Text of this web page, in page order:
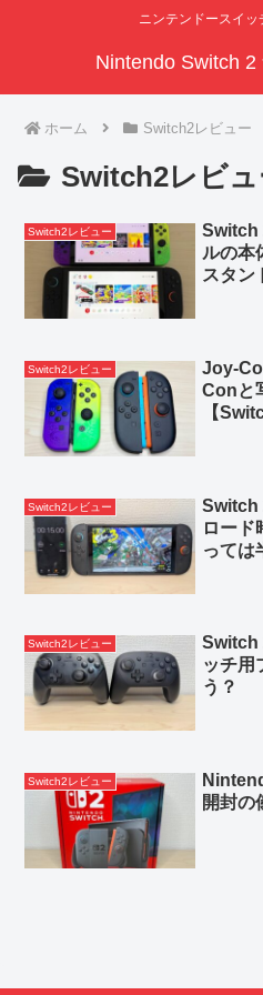
ニンテンドースイッ
Nintendo Switch 2
ホーム Switch2レビュー
Switch2レビュ
Switch2レビュー
Switch
ルの本
スタン
Switch2レビュー
Joy-
Conと
【
Switch2レビュー
Switch
ロード
っては
Switch2レビュー
Switch
ッチ用
う？
Switch2レビュー
開封の